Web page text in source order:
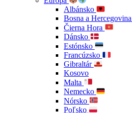
Albánsko
Bosna a Hercegovina
Čierna Hora
Dánsko
Estónsko
Francúzsko
Gibraltár
Kosovo
Malta
Nemecko
Nórsko
Poľsko